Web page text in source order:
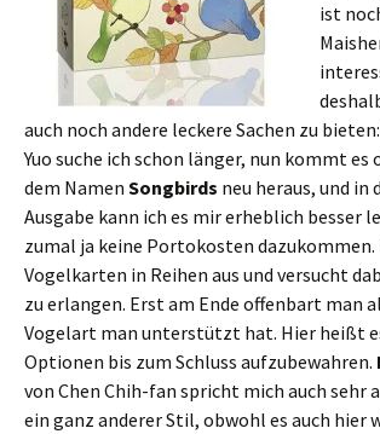
ist
auch noch andere leckere Sachen zu bieten:
Yuo suche ich schon länger, nun kommt
dem Namen Songbirds neu heraus, und in
Ausgabe kann ich es mir erheblich besser
zumal ja keine Portokosten
Vogelkarten in Reihen aus und versucht
zu erlangen. Erst am Ende offenbart man
Vogelart man unterstützt hat. Hier heißt
Optionen bis zum Schluss aufzubewahren.
von Chen Chih-fan spricht mich auch sehr
ein ganz anderer Stil, obwohl es auch hier